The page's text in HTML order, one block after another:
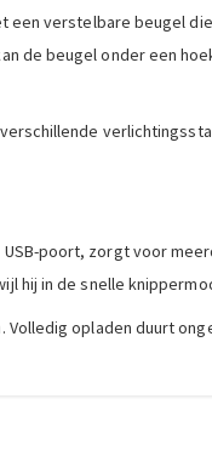
verstelbare beugel
de beugel onder een
poort, zorgt voor
hij in de snelle
opladen duurt